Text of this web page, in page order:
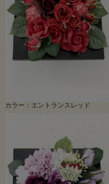
カラー：エントランスレッド